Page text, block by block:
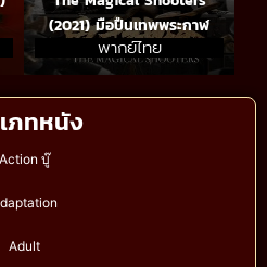
ภทหนัง
Action บู๊
Adult
(2021) มือปืนเทพพระกาฬ
พากย์ไทย